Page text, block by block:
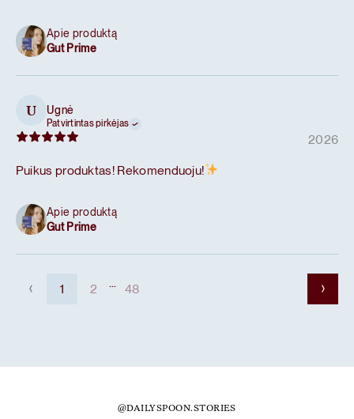
Apie produktą
Gut Prime
U Ugnė
Patvirtintas pirkėjas
2026
Puikus produktas! Rekomenduoju!
Apie produktą
Gut Prime
1 2 48
@DAILYSPOON.STORIES